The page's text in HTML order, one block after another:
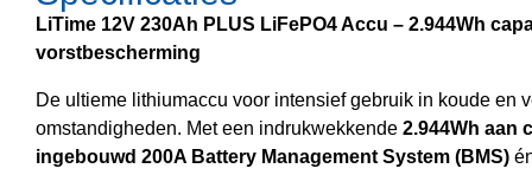
LiTime 12V 230Ah PLUS LiFePO4 Accu – 2.944Wh
vorstbescherming
De ultieme lithiumaccu voor intensief gebruik in koude en
omstandigheden. Met een indrukwekkende 2.944Wh aan
ingebouwd 200A Battery Management System (BMS)